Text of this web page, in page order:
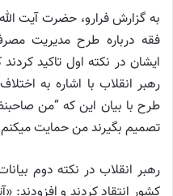
به گزارش فرارو، حضرت آیت
فقه درباره طرح مدیریت
ایشان در نکته اول تاکید
رهبر انقلاب با اشاره به
طرح با بیان این که “من
تصمیم بگیرند من حمایت
رهبر انقلاب در نکته دوم